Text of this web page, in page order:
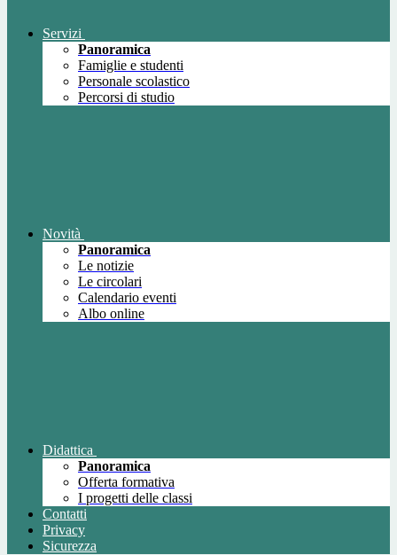
Servizi
Panoramica
Famiglie e studenti
Personale scolastico
Percorsi di studio
Novità
Panoramica
Le notizie
Le circolari
Calendario eventi
Albo online
Didattica
Panoramica
Offerta formativa
I progetti delle classi
Contatti
Privacy
Sicurezza